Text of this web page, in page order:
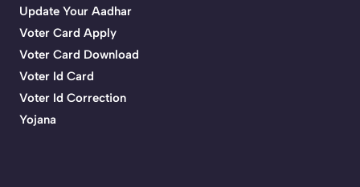
Update Your Aadhar
Voter Card Apply
Voter Card Download
Voter Id Card
Voter Id Correction
Yojana